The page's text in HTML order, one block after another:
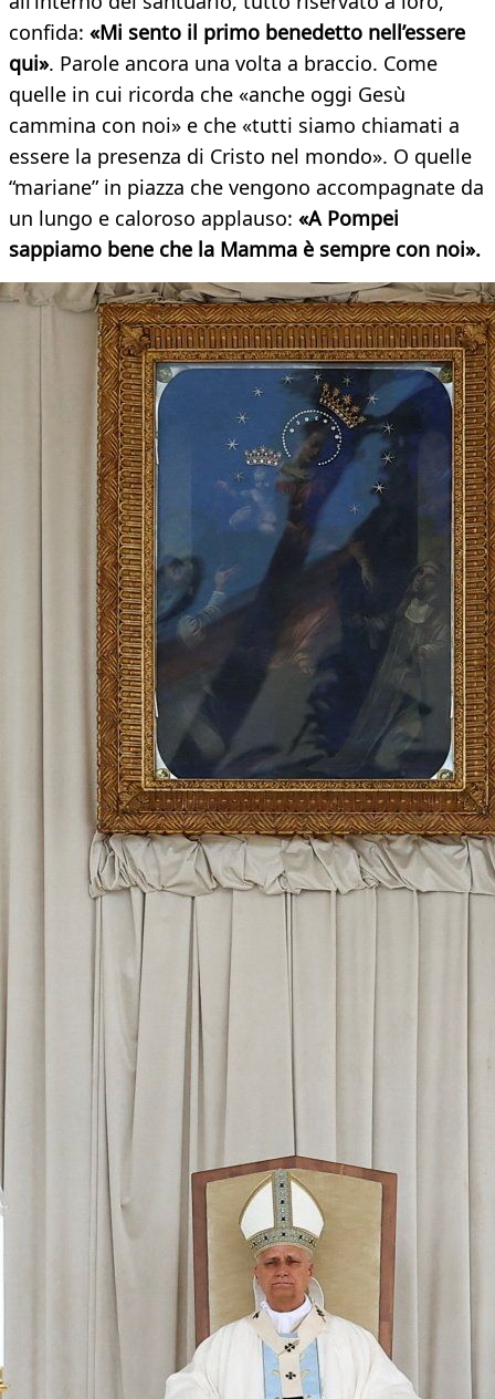
confida: «Mi sento il primo benedetto nell’essere
qui». Parole ancora una volta a braccio. Come
quelle in cui ricorda che «anche oggi Gesù
cammina con noi» e che «tutti siamo chiamati a
essere la presenza di Cristo nel mondo». O quelle
“mariane” in piazza che vengono accompagnate da
un lungo e caloroso applauso: «A Pompei
sappiamo bene che la Mamma è sempre con noi».